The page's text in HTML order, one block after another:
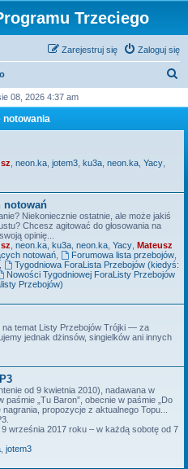
Trzeciego
Zaloguj się
Zarejestruj się
k
08, 2026 4:37 am
notowania
neon.ka jotem3 ku3a neon.ka Yacy
notowań
Niekoniecznie ostatnie, ale może jakiś
Chcesz agitować do głosowania na
opinię...
neon.ka ku3a neon.ka Yacy Mateusz
notowań, Forumowa lista przebojów,
Tygodniowa ForaLista Przebojów (kiedyś:
Nowości Tygodniowej ForaListy Przebojów
Przebojów)
temat Listy Przebojów Trójki — za
jednak dżinsów, singielków ani innych
od 9 kwietnia 2010), nadawana w
paśmie „Tu Baron”, obecnie w paśmie „Do
propozycje z aktualnego Topu...
września 2017 roku – w każdą sobotę od 7
jotem3